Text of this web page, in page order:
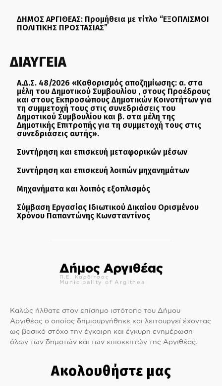
ΔΗΜΟΣ ΑΡΓΙΘΕΑΣ: Προμήθεια με τίτλο “ΕΞΟΠΛΙΣΜΟΙ
ΠΟΛΙΤΙΚΗΣ ΠΡΟΣΤΑΣΙΑΣ”
ΔΙΑΥΓΕΙΑ
Α.Δ.Σ. 48/2026 «Καθορισμός αποζημίωσης: α. στα
μέλη του Δημοτικού Συμβουλίου , στους Προέδρους
και στους Εκπροσώπους Δημοτικών Κοινοτήτων για
τη συμμετοχή τους στις συνεδριάσεις του
Δημοτικού Συμβουλίου και β. στα μέλη της
Δημοτικής Επιτροπής για τη συμμετοχή τους στις
συνεδριάσεις αυτής».
Συντήρηση και επισκευή μεταφορικών μέσων
Συντήρηση και επισκευή λοιπών μηχανημάτων
Μηχανήματα και λοιπός εξοπλισμός
Σύμβαση Εργασίας Ιδιωτικού Δικαίου Ορισμένου
Χρόνου Παπαντώνης Κωνσταντίνος
Δήμος Αργιθέας
Π.Ε. Καρδίτσας
Municipality of Argithea
Καλώς ήλθατε στον επίσημο ιστότοπο του Δήμου
Αργιθέας ο οποίος δημιουργήθηκε και λειτουργεί έχοντας
ως βασικό στόχο την έγκαιρη και έγκυρη ενημέρωση
όλων των δημοτών και των επισκεπτών της Αργιθέας.
Ακολουθήστε μας